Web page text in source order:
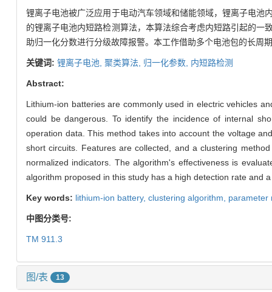
锂离子电池被广泛应用于电动汽车领域和储能领域，锂离子电
的锂离子电池内短路检测算法，本算法综合考虑内短路引起的
助归一化分数进行分级故障报警。本工作借助多个电池包的长周
关键词: 锂离子电池, 聚类算法, 归一化参数, 内短路检测
Abstract:
Lithium-ion batteries are commonly used in electric vehicles
could be dangerous. To identify the incidence of internal
operation data. This method takes into account the voltage
short circuits. Features are collected, and a clustering
normalized indicators. The algorithm's effectiveness is
algorithm proposed in this study has a high detection rate and
Key words: lithium-ion battery, clustering algorithm, parameter
中图分类号:
TM 911.3
图/表 13